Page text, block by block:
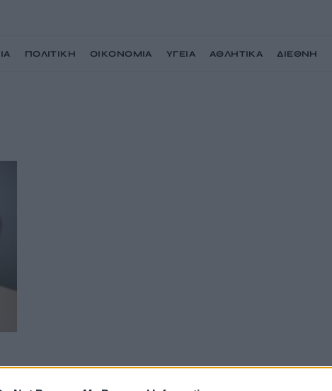
ΠΟΛΙΤΙΚΗ ΟΙΚΟΝΟΜΙΑ ΥΓΕΙΑ ΑΘΛΗΤΙΚΑ ΔΙΕΘΝΗ